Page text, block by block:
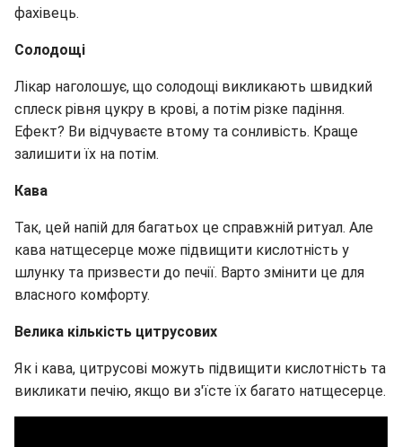
фахівець.
Солодощі
Лікар наголошує, що солодощі викликають швидкий
сплеск рівня цукру в крові, а потім різке падіння.
Ефект? Ви відчуваєте втому та сонливість. Краще
залишити їх на потім.
Кава
Так, цей напій для багатьох це справжній ритуал. Але
кава натщесерце може підвищити кислотність у
шлунку та призвести до печії. Варто змінити це для
власного комфорту.
Велика кількість цитрусових
Як і кава, цитрусові можуть підвищити кислотність та
викликати печію, якщо ви з'їсте їх багато натщесерце.